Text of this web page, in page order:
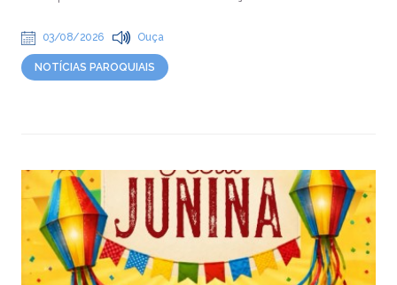
03/08/2026 Ouça
NOTÍCIAS PAROQUIAIS